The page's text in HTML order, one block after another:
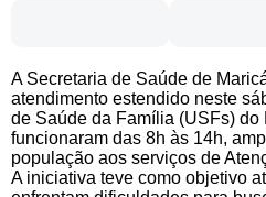
A Secretaria de Saúde de
atendimento estendido neste
de Saúde da Família (USFs)
funcionaram das 8h às 14h,
população aos serviços de
A iniciativa teve como objetivo